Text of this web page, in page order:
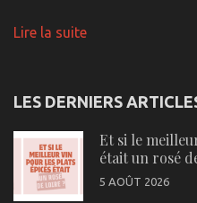
Lire la suite
LES DERNIERS
Et si le
était un rosé
5 AOÛT 2026